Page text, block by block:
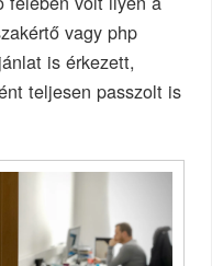
vagy php
is érkezett,
teljesen passzolt is